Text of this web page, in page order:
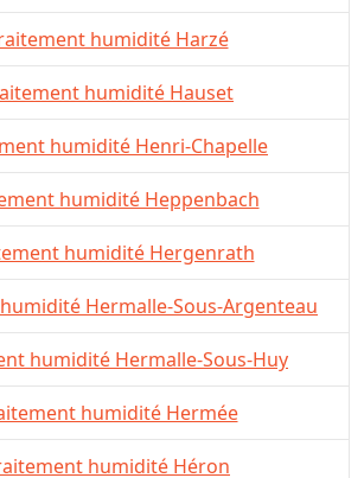
humidité Harzé
humidité Hauset
humidité Henri-Chapelle
humidité Heppenbach
humidité Hergenrath
Hermalle-Sous-Argenteau
humidité Hermalle-Sous-Huy
humidité Hermée
humidité Héron